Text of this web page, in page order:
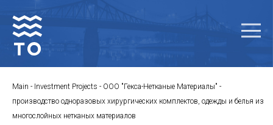
Main - Investment Projects - ООО "Гекса-Нетканые Материалы" -
производство одноразовых хирургических комплектов, одежды и белья из
многослойных нетканых материалов